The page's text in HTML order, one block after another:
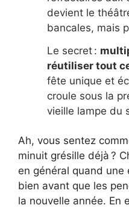
devient le
bancales, mais
Le secret :
réutiliser tout
fête unique et
croule sous la
vieille lampe du
Ah, vous sentez
minuit grésille déjà ?
en général quand
bien avant que les
la nouvelle année. En